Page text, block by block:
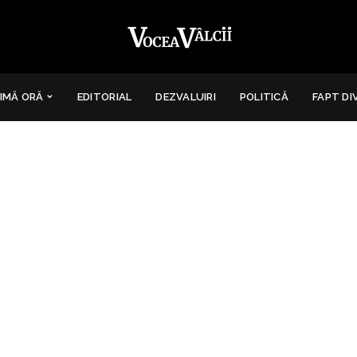
ORĂ EDITORIAL DEZVALUIRI POLITICĂ FAPT